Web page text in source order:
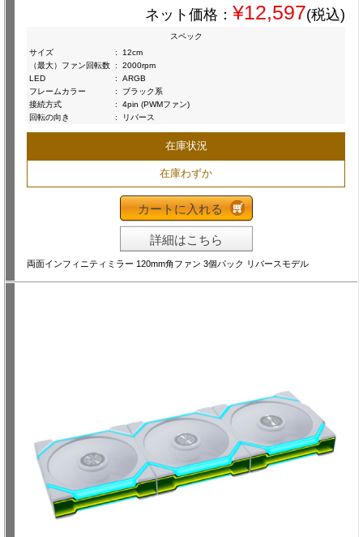
ネット価格： ¥12,597(税込)
スペック
サイズ
:
12cm
（最大）ファン回転数 :
2000rpm
LED
:
ARGB
フレームカラー
:
ブラック系
接続方式
:
4pin (PWMファン)
回転の向き
: リバース
在庫状況
在庫わずか
カートに入れる
詳細はこちら
両面インフィニティミラー 120mm角ファン 3個パック リバースモデル